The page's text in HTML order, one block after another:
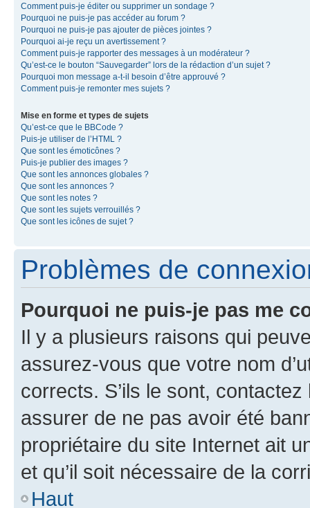
Comment puis-je éditer ou supprimer un sondage ?
Pourquoi ne puis-je pas accéder au forum ?
Pourquoi ne puis-je pas ajouter de pièces jointes ?
Pourquoi ai-je reçu un avertissement ?
Comment puis-je rapporter des messages à un modérateur ?
Qu’est-ce le bouton “Sauvegarder” lors de la rédaction d’un sujet ?
Pourquoi mon message a-t-il besoin d’être approuvé ?
Comment puis-je remonter mes sujets ?
Mise en forme et types de sujets
Qu’est-ce que le BBCode ?
Puis-je utiliser de l’HTML ?
Que sont les émoticônes ?
Puis-je publier des images ?
Que sont les annonces globales ?
Que sont les annonces ?
Que sont les notes ?
Que sont les sujets verrouillés ?
Que sont les icônes de sujet ?
Problèmes de
Pourquoi ne puis-je pas me
Il y a plusieurs raisons qui
assurez-vous que votre nom
corrects. S’ils le sont,
assurer de ne pas avoir été
propriétaire du site Internet ait
et qu’il soit nécessaire de la
Haut